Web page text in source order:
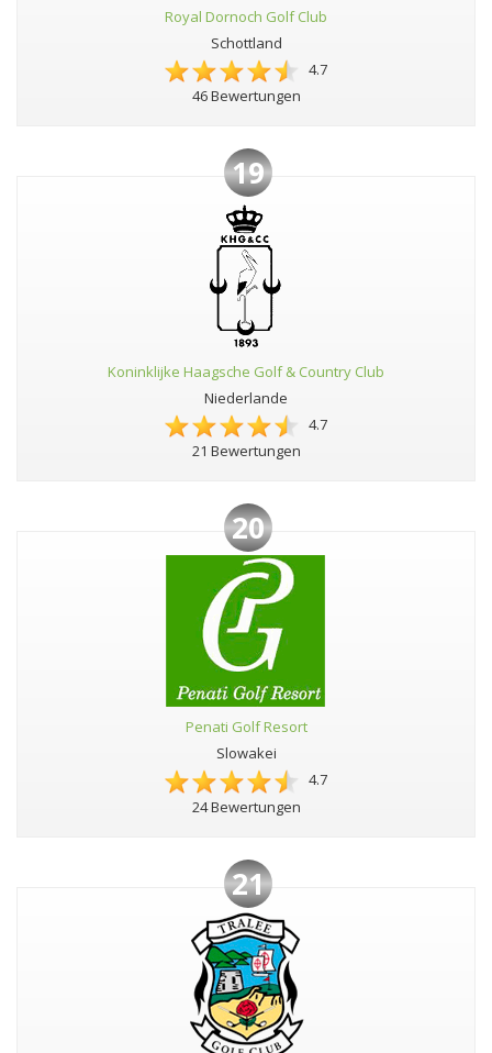
Royal Dornoch Golf Club
Schottland
4.7
46 Bewertungen
19
Koninklijke Haagsche Golf & Country Club
Niederlande
4.7
21 Bewertungen
20
Penati Golf Resort
Slowakei
4.7
24 Bewertungen
21